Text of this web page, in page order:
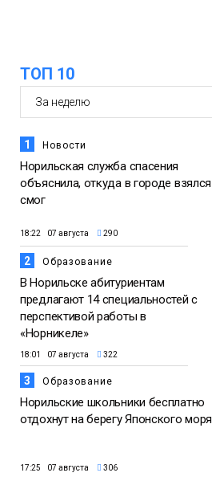
ТОП 10
1 Новости
Норильская служба спасения
объяснила, откуда в городе взялся
смог
18:22 07 августа 290
2 Образование
В Норильске абитуриентам
предлагают 14 специальностей с
перспективой работы в
«Норникеле»
18:01 07 августа 322
3 Образование
Норильские школьники бесплатно
отдохнут на берегу Японского моря
17:25 07 августа 306